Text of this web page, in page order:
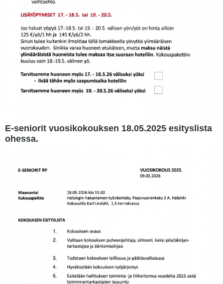
E-seniorit vuosikokouksen 18.05.2025 esityslista
ohessa.